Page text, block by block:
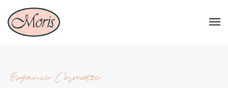
Organic Cosmetic